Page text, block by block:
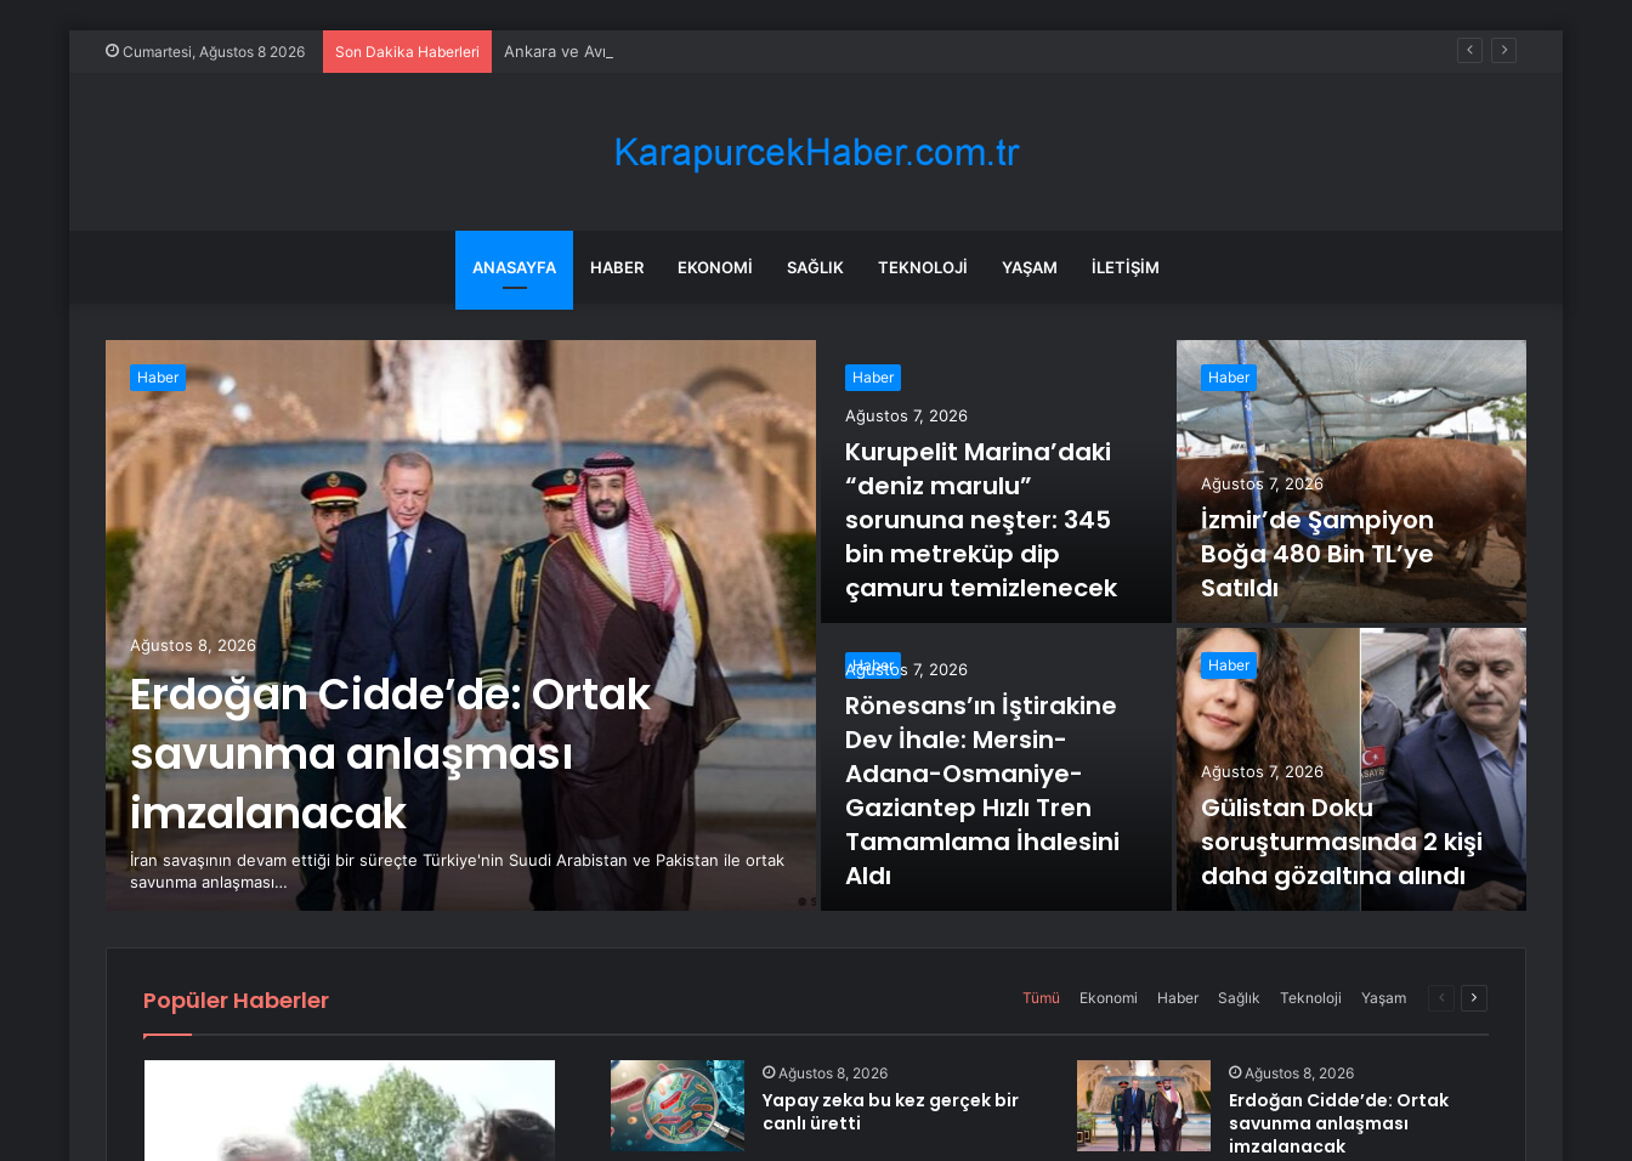
Cumartesi, Ağustos 8 2026 Son Dakika Haberleri Ankara ve Avrupa başkenti arasında yeni ticaret görüşmeleri yolda
ANASAYFA HABER EKONOMI SAĞLIK TEKNOLOJI YAŞAM İLETIŞIM
Haber
Ağustos 8, 2026
Erdoğan Cidde’de: Ortak
savunma anlaşması
imzalanacak
İran savaşının devam ettiği bir süreçte Türkiye'nin Suudi Arabistan ve Pakistan ile ortak
savunma anlaşması…
Haber
Ağustos 7, 2026
Kurupelit Marina’daki
“deniz marulu”
sorununa neşter: 345
bin metreküp dip
çamuru temizlenecek
Haber
Ağustos 7, 2026
İzmir’de Şampiyon
Boğa 480 Bin TL’ye
Satıldı
Haber
Ağustos 7, 2026
Rönesans’ın İştirakine
Dev İhale: Mersin-
Adana-Osmaniye-
Gaziantep Hızlı Tren
Tamamlama İhalesini
Aldı
Haber
Ağustos 7, 2026
Gülistan Doku
soruşturmasında 2 kişi
daha gözaltına alındı
Popüler Haberler Tümü Ekonomi Haber Sağlık Teknoloji Yaşam
ÖncekiSonraki
Ağustos 8, 2026
Yapay zeka bu kez gerçek bir
canlı üretti
Ağustos 8, 2026
Erdoğan Cidde’de: Ortak
savunma anlaşması
imzalanacak